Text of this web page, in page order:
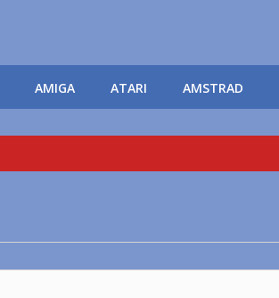
AMIGA ATARI AMSTRAD